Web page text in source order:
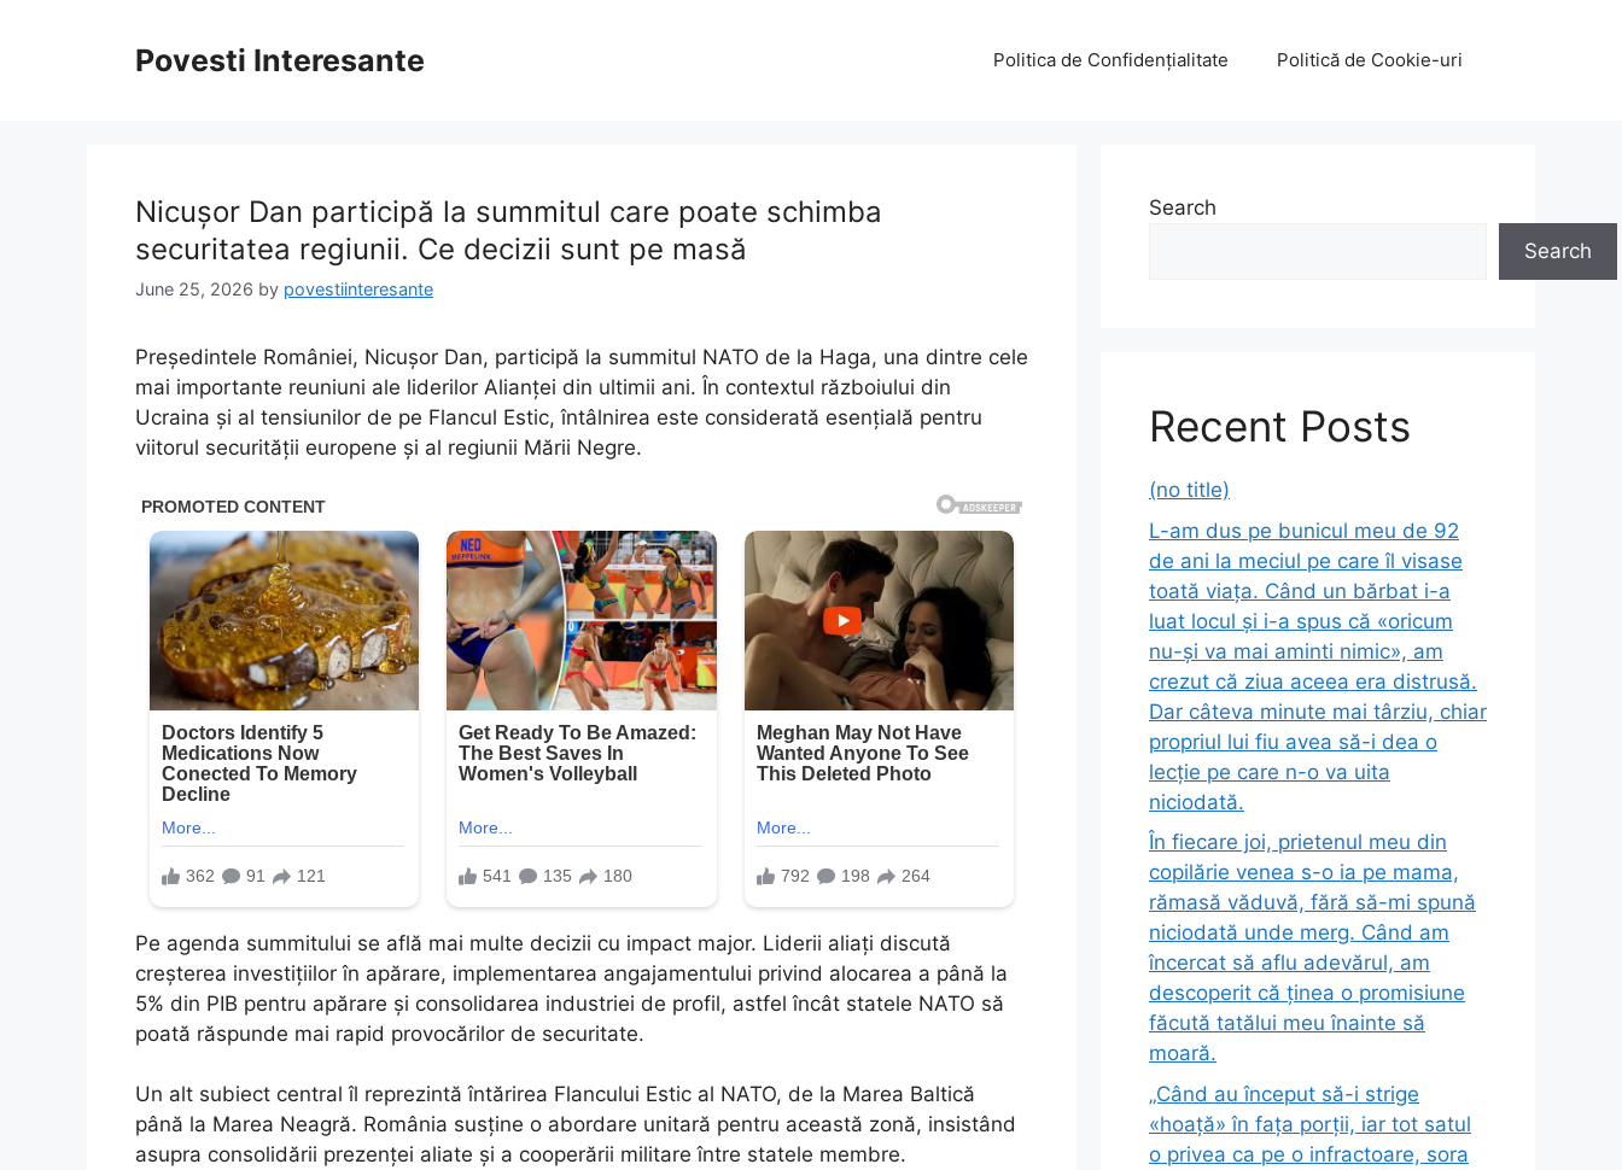
Povesti Interesante Politica de Confidențialitate Politică de Cookie-uri
Nicușor Dan participă la summitul care poate schimba
securitatea regiunii. Ce decizii sunt pe masă
June 25, 2026 by povestiinteresante
Președintele României, Nicușor Dan, participă la summitul NATO de la Haga, una dintre cele
mai importante reuniuni ale liderilor Alianței din ultimii ani. În contextul războiului din
Ucraina și al tensiunilor de pe Flancul Estic, întâlnirea este considerată esențială pentru
viitorul securității europene și al regiunii Mării Negre.
Pe agenda summitului se află mai multe decizii cu impact major. Liderii aliați discută
creșterea investițiilor în apărare, implementarea angajamentului privind alocarea a până la
5% din PIB pentru apărare și consolidarea industriei de profil, astfel încât statele NATO să
poată răspunde mai rapid provocărilor de securitate.
Un alt subiect central îl reprezintă întărirea Flancului Estic al NATO, de la Marea Baltică
până la Marea Neagră. România susține o abordare unitară pentru această zonă, insistând
asupra consolidării prezenței aliate și a cooperării militare între statele membre.
Search
Search
Recent Posts
(no title)
L-am dus pe bunicul meu de 92
de ani la meciul pe care îl visase
toată viața. Când un bărbat i-a
luat locul și i-a spus că «oricum
nu-și va mai aminti nimic», am
crezut că ziua aceea era distrusă.
Dar câteva minute mai târziu, chiar
propriul lui fiu avea să-i dea o
lecție pe care n-o va uita
niciodată.
În fiecare joi, prietenul meu din
copilărie venea s-o ia pe mama,
rămasă văduvă, fără să-mi spună
niciodată unde merg. Când am
încercat să aflu adevărul, am
descoperit că ținea o promisiune
făcută tatălui meu înainte să
moară.
„Când au început să-i strige
«hoață» în fața porții, iar tot satul
o privea ca pe o infractoare, sora